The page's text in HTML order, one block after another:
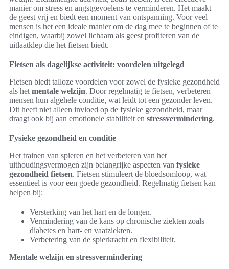
manier om stress en angstgevoelens te verminderen. Het maakt
de geest vrij en biedt een moment van ontspanning. Voor veel
mensen is het een ideale manier om de dag mee te beginnen of te
eindigen, waarbij zowel lichaam als geest profiteren van de
uitlaatklep die het fietsen biedt.
Fietsen als dagelijkse activiteit: voordelen uitgelegd
Fietsen biedt talloze voordelen voor zowel de fysieke gezondheid
als het mentale welzijn. Door regelmatig te fietsen, verbeteren
mensen hun algehele conditie, wat leidt tot een gezonder leven.
Dit heeft niet alleen invloed op de fysieke gezondheid, maar
draagt ook bij aan emotionele stabiliteit en stressvermindering.
Fysieke gezondheid en conditie
Het trainen van spieren en het verbeteren van het
uithoudingsvermogen zijn belangrijke aspecten van fysieke
gezondheid fietsen. Fietsen stimuleert de bloedsomloop, wat
essentieel is voor een goede gezondheid. Regelmatig fietsen kan
helpen bij:
Versterking van het hart en de longen.
Vermindering van de kans op chronische ziekten zoals
diabetes en hart- en vaatziekten.
Verbetering van de spierkracht en flexibiliteit.
Mentale welzijn en stressvermindering